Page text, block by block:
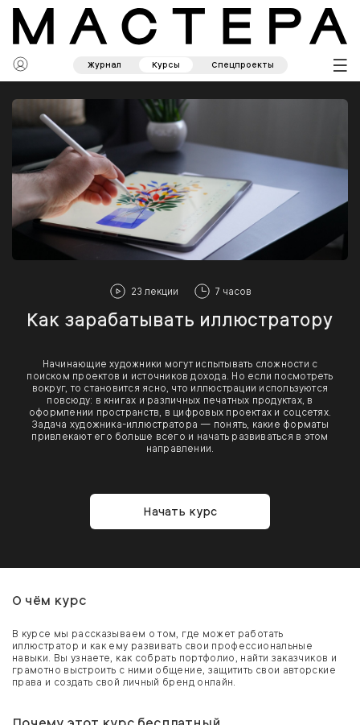
Журнал Курсы Спецпроекты
23 лекции 7 часов
Как зарабатывать иллюстратору
Начинающие художники могут испытывать сложности с
поиском проектов и источников дохода. Но если посмотреть
вокруг, то становится ясно, что иллюстрации используются
повсюду: в книгах и различных печатных продуктах, в
оформлении пространств, в цифровых проектах и соцсетях.
Задача художника-иллюстратора — понять, какие форматы
привлекают его больше всего и начать развиваться в этом
направлении.
Начать курс
О чём курс
В курсе мы рассказываем о том, где может работать
иллюстратор и как ему развивать свои профессиональные
навыки. Вы узнаете, как собрать портфолио, найти заказчиков и
грамотно выстроить с ними общение, защитить свои авторские
права и создать свой личный бренд онлайн.